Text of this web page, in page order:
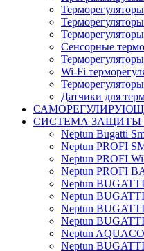
Сенсорные
Wi-Fi
Датчики для
СИСТЕМА ЗАЩИТЫ
Neptun Bugatti
Neptun PROFI
Neptun PROFI
Neptun PROFI
Neptun
Neptun
Neptun
Neptun
Neptun
Neptun